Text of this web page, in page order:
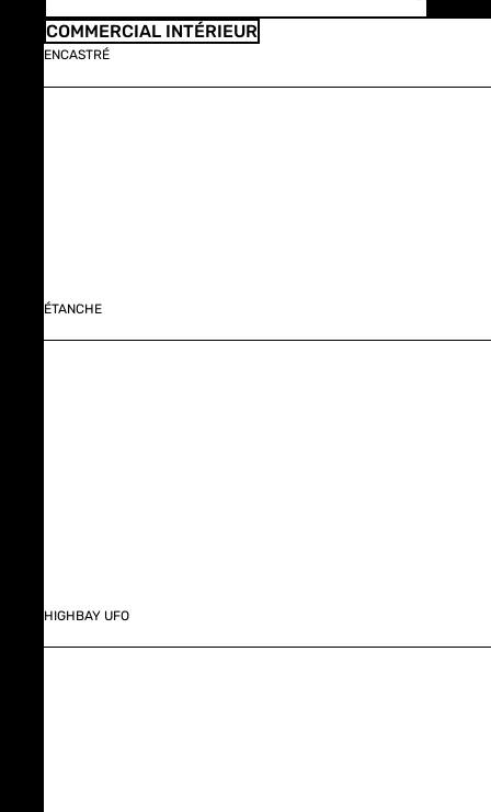
COMMERCIAL INTÉRIEUR
ENCASTRÉ
ÉTANCHE
HIGHBAY UFO